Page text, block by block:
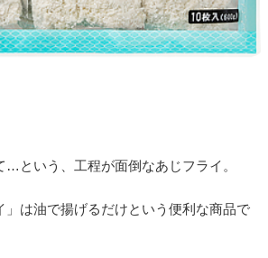
…という、工程が面倒なあじフライ。
」は油で揚げるだけという便利な商品で